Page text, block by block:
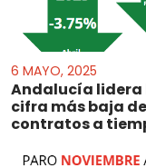
6 MAYO, 2025
Andalucía lidera
cifra más baja
contratos a